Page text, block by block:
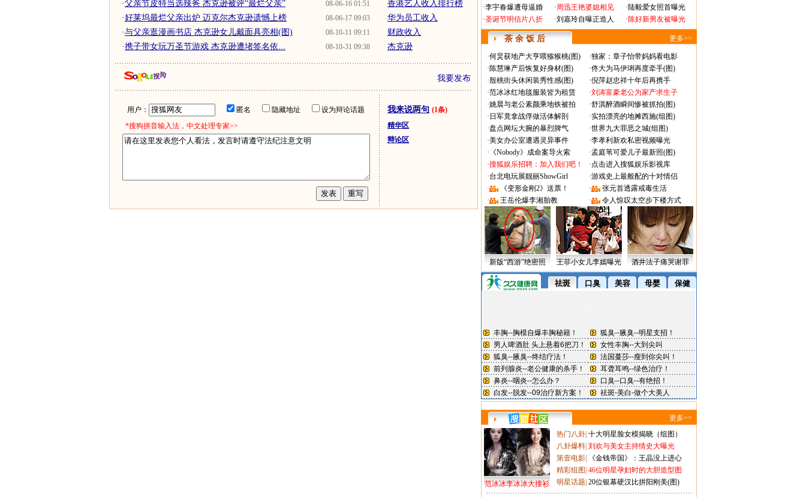
08-06-16 01:51
·父亲节皮特当选辣爸 杰克逊被评“最烂父亲”
08-06-17 09:03
·好莱坞最烂父亲出炉 迈克尔杰克逊遗憾上榜
08-10-11 09:11
·与父亲逛漫画书店 杰克逊女儿戴面具亮相(图)
08-10-31 09:38
·携子带女玩万圣节游戏 杰克逊遭堵签名依...
香港艺人收入排行榜
华为员工收入
财政收入
杰克逊
我要发布
用户： 匿名 隐藏地址
设为辩论话题
*搜狗拼音输入法，中文处理专家>>
我来说两句 (1条)
精华区
辩论区
·李宇春爆遭母逼婚
·圣诞节明信片八折
·周迅王艳婆媳相见
·刘嘉玲自曝正造人
·陆毅爱女照首曝光
·陈好新男友被曝光
茶 余 饭 后 更多>>
·何炅获地产大亨喂猕猴桃(图) ·独家：章子怡带妈妈看电影
·陈慧琳产后恢复好身材(图) ·佟大为马伊琍再度牵手(图)
·殷桃街头休闲装秀性感(图) ·倪萍赵忠祥十年后再携手
·范冰冰红地毯服装皆为租赁 ·刘涛富豪老公为家产求生子
·姚晨与老公素颜乘地铁被拍 ·舒淇醉酒瞬间惨被抓拍(图)
· 日军竟拿战俘做活体解剖 ·实拍漂亮的地摊西施(组图)
·盘点网坛大腕的暴烈脾气 ·世界九大罪恶之城(组图)
·美女办公室遭遇灵异事件 ·李孝利新欢私密视频曝光
· 《Nobody》成命案导火索 ·孟庭苇可爱儿子最新照(图)
·搜狐娱乐招聘：加入我们吧！ ·点击进入搜狐娱乐影视库
·台北电玩展靓丽ShowGirl ·游戏史上最般配的十对情侣
·
《变形金刚2》送票！ ·
张元首透露戒毒生活
·
王岳伦爆李湘胎教 · 令人惊叹太空步下楼方式
新版“西游”绝密照 王菲小女儿李嫣曝光 酒井法子痛哭谢罪
更多>>
范冰冰李冰冰大撞衫
热门八卦 十大明星脸女模揭晓（组图）
八卦爆料 刘欢与美女主持情史大曝光
第壹电影
《金钱帝国》：王晶没上进心
精彩组图 46位明星孕妇时的大胆造型图
明星话题 20位银幕硬汉比拼阳刚美(图)